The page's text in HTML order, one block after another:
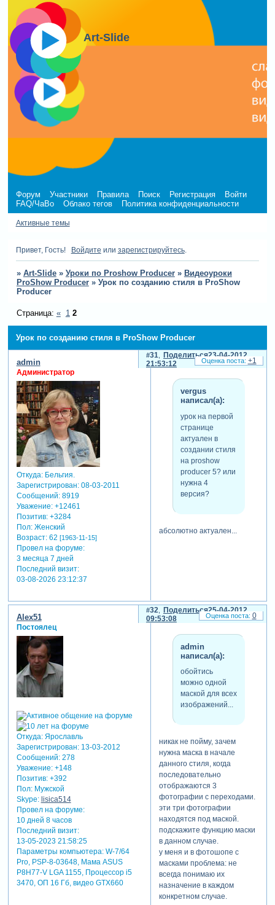
Art-Slide
Форум Участники Правила Поиск Регистрация
Войти
FAQ/ЧаВо
Облако тегов Политика конфиденциальности
Активные темы
Привет, Гость! Войдите или зарегистрируйтесь.
» Art-Slide » Уроки по Proshow Producer » Видеоуроки
ProShow Producer » Урок по созданию стиля в ProShow
Producer
Урок по созданию стиля в ProShow Producer
Страница: « 1 2
Поделиться
31
23-04-2012
21:53:12
admin
Администратор
Откуда:Бельгия.
Зарегистрирован: 08-03-2011
Сообщений:8919
Уважение: +12461
Позитив: +3284
Пол:Женский
Возраст:62 [1963-11-15]
Провел на форуме:
3 месяца 7 дней
Последний визит:
03-08-2026 23:12:37
vergus
написал(а):
урок на первой
странице
актуален в
создании стиля
на proshow
producer 5? или
нужна 4
версия?
абсолютно актуален...
+1
Поделиться
32
25-04-2012
09:53:08
Alex51
Постоялец
Откуда:Ярославль
Зарегистрирован: 13-03-2012
Сообщений:278
Уважение: +148
Позитив: +392
Пол:Мужской
Skype: lisica514
Провел на форуме:
10 дней 8 часов
Последний визит:
13-05-2023 21:58:25
Параметры компьютера:W-7/64
Pro, PSP-8-03648, Мама ASUS
P8H77-V LGA 1155, Процессор i5
3470, ОП 16 Гб, видео GTX660
admin
написал(а):
обойтись
можно одной
маской для всех
изображений...
никак не пойму, зачем
нужна маска в начале
данного стиля, когда
последовательно
отображаются 3
фотографии с переходами.
эти три фотографии
находятся под маской.
подскажите функцию маски
в данном случае.
у меня и в фотошопе с
масками проблема: не
всегда понимаю их
назначение в каждом
конкретном случае.
0